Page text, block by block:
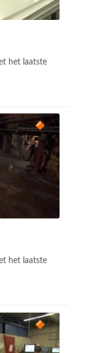
het laatste
het laatste